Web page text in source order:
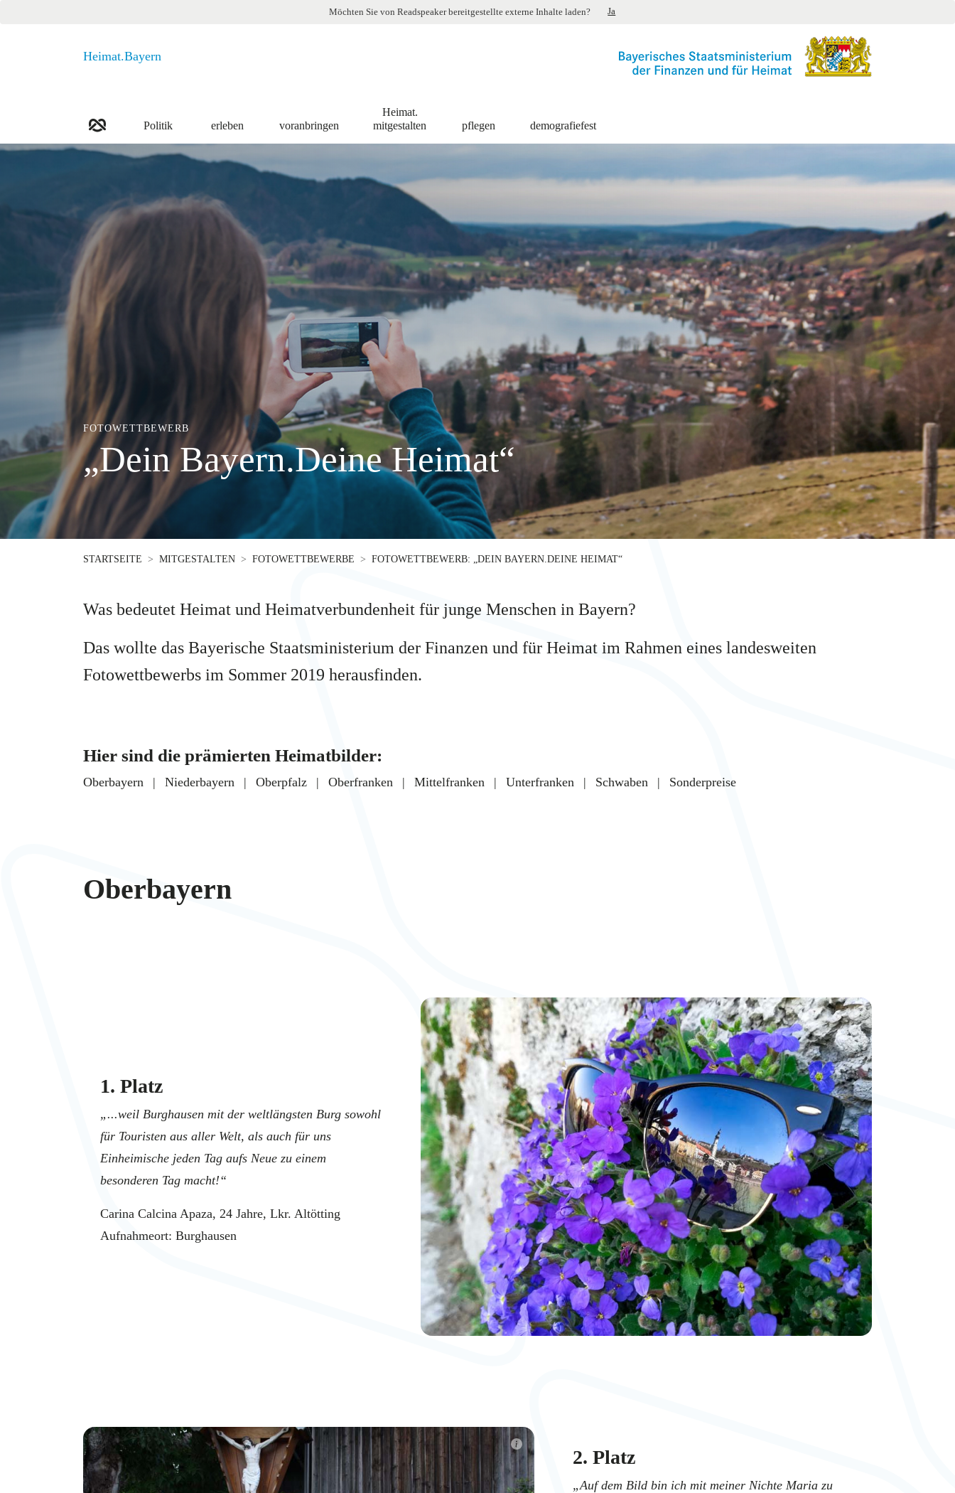
Möchten Sie vonReadspeakerbereitgestellte externe Inhalte laden? Ja
Heimat.Bayern
Politik erleben voranbringen
Heimat.
mitgestalten
pflegen demografiefest
FOTOWETTBEWERB
„Dein Bayern.Deine Heimat“
STARTSEITE MITGESTALTEN FOTOWETTBEWERBE FOTOWETTBEWERB: „DEIN BAYERN.DEINE HEIMAT“
Was bedeutet Heimat und Heimatverbundenheit für junge Menschen in Bayern?
Das wollte das Bayerische Staatsministerium der Finanzen und für Heimat im Rahmen eines landesweiten
Fotowettbewerbs im Sommer 2019 herausfinden.
Hier sind die prämierten Heimatbilder:
Oberbayern Niederbayern Oberpfalz Oberfranken Mittelfranken Unterfranken Schwaben Sonderpreise
Oberbayern
1. Platz
„...weil Burghausen mit der weltlängsten Burg sowohl
für Touristen aus aller Welt, als auch für uns
Einheimische jeden Tag aufs Neue zu einem
besonderen Tag macht!“
Carina Calcina Apaza, 24 Jahre, Lkr. Altötting
Aufnahmeort: Burghausen
2. Platz
„Auf dem Bild bin ich mit meiner Nichte Maria zu